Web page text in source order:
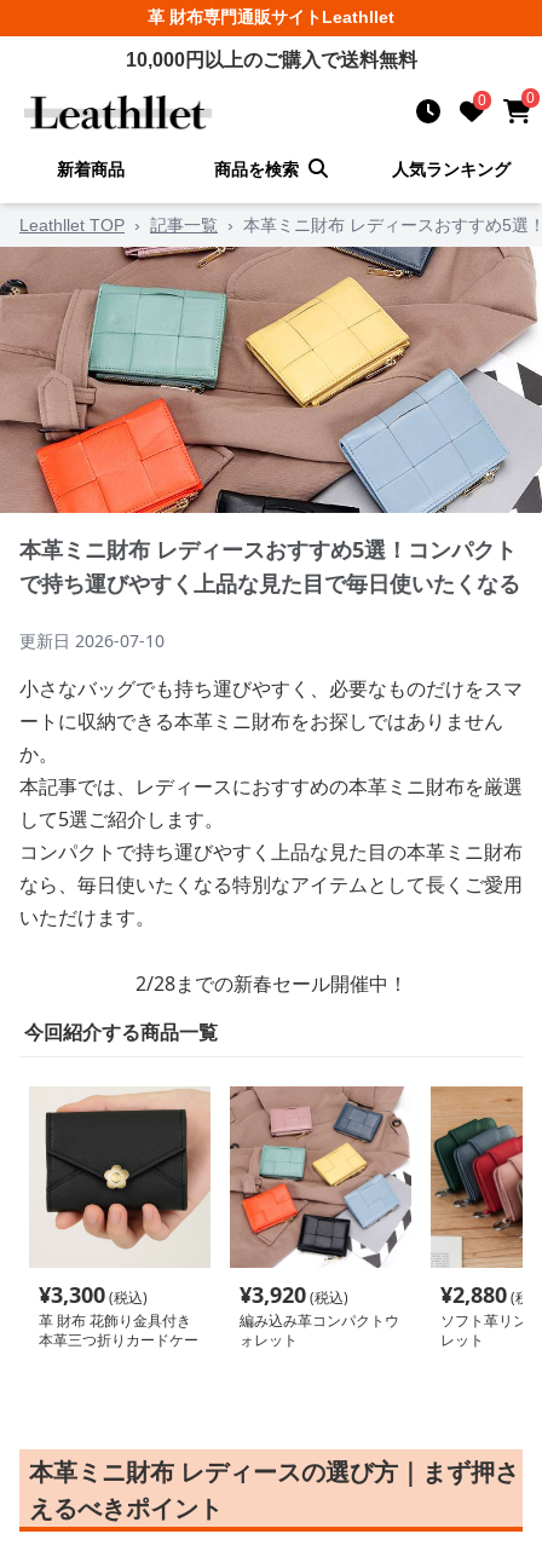
革 財布専門通販サイトLeathllet
10,000円以上のご購入で送料無料
0 0
新着商品 商品を検索 人気ランキング
Leathllet TOP › 記事一覧 › 本革ミニ財布 レディースおすすめ5選
本革ミニ財布 レディースおすすめ5選！コンパクト
で持ち運びやすく上品な見た目で毎日使いたくなる
更新日 2026-07-10
小さなバッグでも持ち運びやすく、必要なものだけをスマ
ートに収納できる本革ミニ財布をお探しではありません
か。
本記事では、レディースにおすすめの本革ミニ財布を厳選
して5選ご紹介します。
コンパクトで持ち運びやすく上品な見た目の本革ミニ財布
なら、毎日使いたくなる特別なアイテムとして長くご愛用
いただけます。
2/28までの新春セール開催中！
今回紹介する商品一覧
¥3,300(税込)
革 財布 花飾り金具付き
本革三つ折りカードケー
¥3,920(税込)
編み込み革コンパクトウ
ォレット
¥2,880(税
ソフト革リン
レット
本革ミニ財布 レディースの選び方｜まず押さ
えるべきポイント